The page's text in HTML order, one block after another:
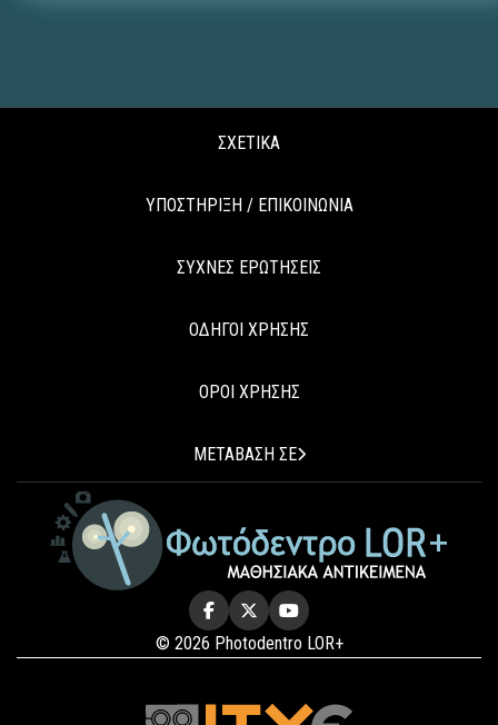
ΣΧΕΤΙΚΑ
ΥΠΟΣΤΗΡΙΞΗ / ΕΠΙΚΟΙΝΩΝΙΑ
ΣΥΧΝΕΣ ΕΡΩΤΗΣΕΙΣ
ΟΔΗΓΟΙ ΧΡΗΣΗΣ
ΟΡΟΙ ΧΡΗΣΗΣ
ΜΕΤΑΒΑΣΗ ΣΕ
© 2026 Photodentro LOR+